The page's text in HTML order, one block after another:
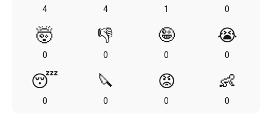
4 4 1 0
🤯
0
👎
0
🤪
0
😭
0
😴
0
🔪
0
😡
0
👶
0